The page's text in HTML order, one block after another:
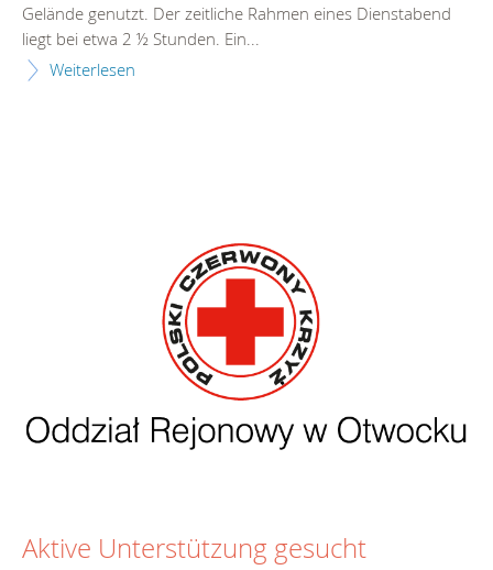
Gelände genutzt. Der zeitliche Rahmen eines Dienstabend
liegt bei etwa 2 ½ Stunden. Ein...
Weiterlesen
Aktive Unterstützung gesucht